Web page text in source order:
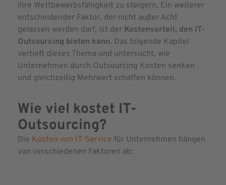
ihre Wettbewerbsfähigkeit zu steigern. Ein weiterer
entscheidender Faktor, der nicht außer Acht
gelassen werden darf, ist der Kostenvorteil, den IT-
Outsourcing bieten kann. Das folgende Kapitel
vertieft dieses Thema und untersucht, wie
Unternehmen durch Outsourcing Kosten senken
und gleichzeitig Mehrwert schaffen können.
Wie viel kostet IT-
Outsourcing?
Die Kosten von IT-Service für Unternehmen hängen
von verschiedenen Faktoren ab: